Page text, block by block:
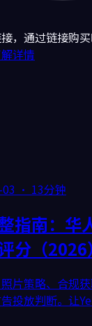
，通过链接购
详情
· 13分钟
指南：华
分（2026）
片策略、合规
投放判断。让